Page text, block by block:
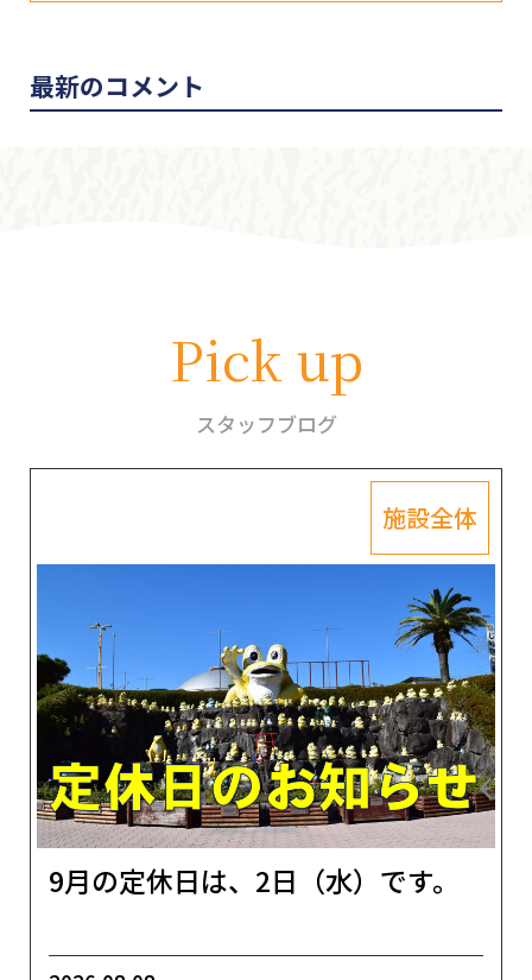
最新のコメント
Pick up
スタッフブログ
施設全体
9月の定休日は、2日（水）です。